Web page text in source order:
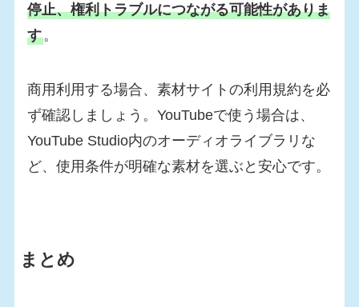
停止、権利トラブルにつながる可能性がありま
す。
商用利用する場合、素材サイトの利用規約を必
ず確認しましょう。YouTubeで使う場合は、
YouTube Studio内のオーディオライブラリな
ど、使用条件が明確な素材を選ぶと安心です。
まとめ